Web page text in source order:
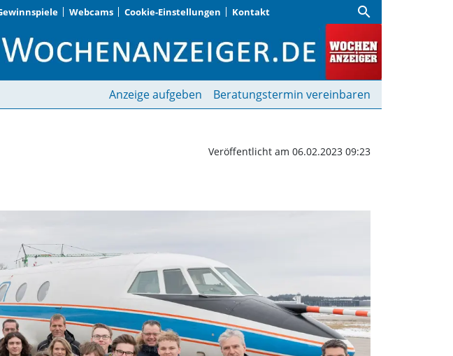
Webcams Cookie-Einstellungen Kontakt search
DLR | Wochenanzeiger
Anzeige aufgeben Beratungstermin vereinbaren
Veröffentlicht am 06.02.2023 09:23